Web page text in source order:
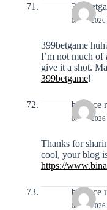
03-02-2026
399betgame
I’m not much of
give it a shot.
399betgame!
binance
03-02-2026
Thanks for
cool, your blog
https://
binance
04-02-2026